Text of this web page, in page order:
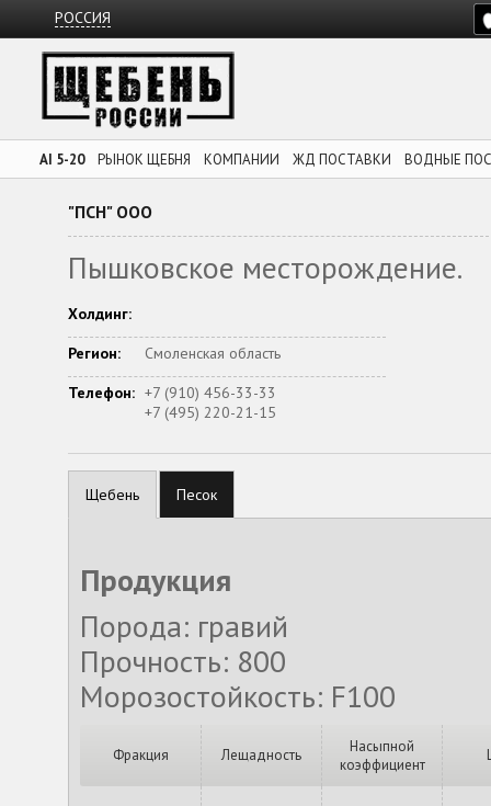
РОССИЯ
AI 5-20 РЫНОК ЩЕБНЯ КОМПАНИИ ЖД ПОСТАВКИ ВОДНЫЕ
"ПСН" ООО
Пышковское месторождение.
Холдинг:
Регион:
Смоленская область
Телефон: +7 (910) 456-33-33
+7 (495) 220-21-15
Щебень Песок
Продукция
Порода: гравий
Прочность: 800
Морозостойкость: F100
Фракция Лещадность
Насыпной
коэффициент